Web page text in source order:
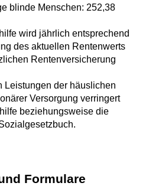
blinde Menschen: 252,38
wird jährlich entsprechend
des aktuellen Rentenwerts
Rentenversicherung
Leistungen der häuslichen
Versorgung verringert
beziehungsweise die
Formulare